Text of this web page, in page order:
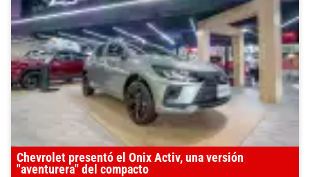
Chevrolet presentó el Onix Activ, una versión
"aventurera" del compacto